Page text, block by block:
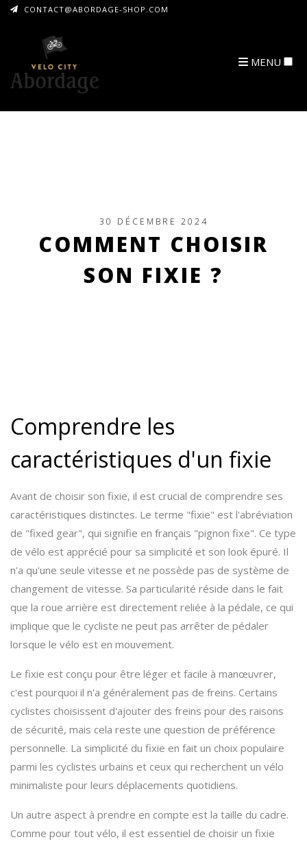
CONTACT@ABORDAGE-SHOP.COM
MENU
ARCHIVES
30 DÉCEMBRE 2024
COMMENT CHOISIR
SON FIXIE ?
Comprendre les
caractéristiques d'un fixie
Avant de choisir son fixie, il est crucial de comprendre ses
caractéristiques distinctes. Le terme "fixie" est l'abréviation
de "fixed gear", qui signifie en français "pignon fixe". Ce type
de vélo est apprécié pour sa simplicité et son look épuré. Il
n'a qu'une seule vitesse et ne possède pas de système de
changement de vitesse. Sa particularité réside dans le fait
que la roue arrière est directement reliée à la pédale, ce qui
implique que le cycliste ne peut pas arrêter de pédaler
lorsque le vélo est en mouvement.
Le fixie est conçu pour être léger et facile à manœuvrer,
c'est pourquoi il n'a généralement pas de freins. Certains
cyclistes choisissent d'ajouter des freins pour des raisons
de sécurité, mais cela reste une question de préférence
personnelle. La simplicité du fixie en fait un choix populaire
parmi les cyclistes urbains et ceux qui recherchent un vélo
minimaliste pour leurs déplacements quotidiens.
Un autre aspect à prendre en compte est la taille du cadre.
Comme pour tout vélo, il est essentiel de choisir un fixie